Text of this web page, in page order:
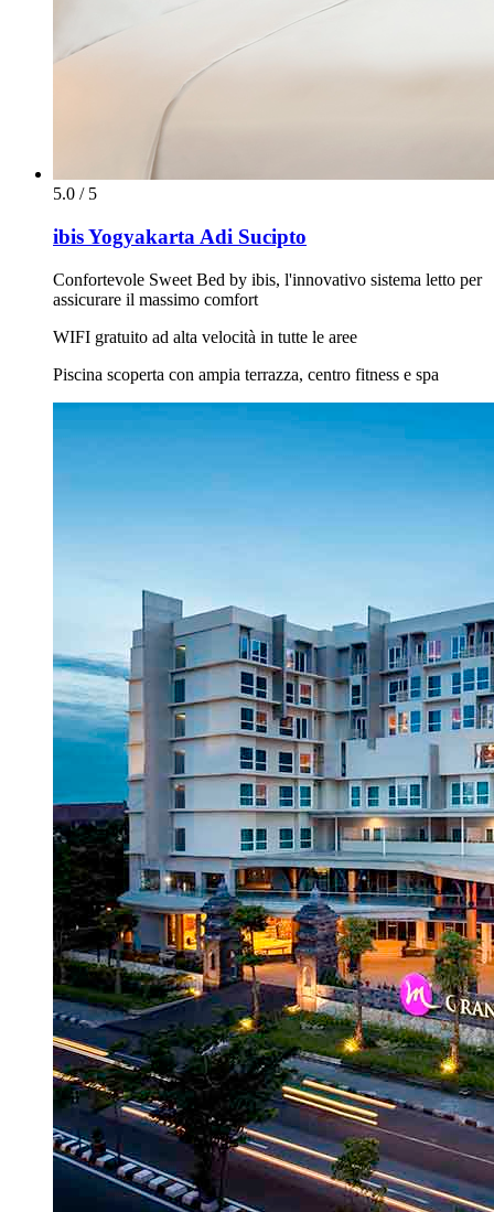
5.0 / 5
ibis Yogyakarta Adi Sucipto
Confortevole Sweet Bed by ibis, l'innovativo sistema letto per
assicurare il massimo comfort
WIFI gratuito ad alta velocità in tutte le aree
Piscina scoperta con ampia terrazza, centro fitness e spa